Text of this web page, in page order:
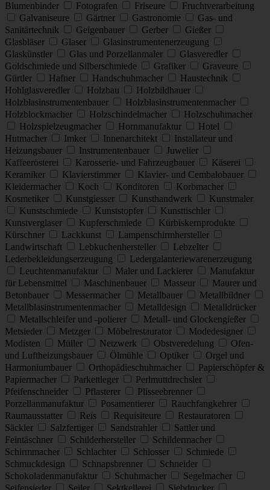
Blumenbinder
Fotografen Friseure
Fruchtverarbeitung
Galvaniseure
Gärtner Gastronomie
Gas- und
Sanitärtechnik
Geigenbauer Gerber
Gießer
Glasbläser
Glaser
Glasinstrumentenerzeugung
Glaskünstler
Glas und Porzellanmaler
Glasveredler
Goldschmiede und Silberschmiede
Grafiker
Graveure
Gürtler
Hafner Handschuhmacher
Haustechnik
Hohlglasveredler
Holzbau
Holzbildhauer
Holzblasinstrumentenbauer
Holzblasinstrumentenmacher
Holzblockmacher
Holzschindelmacher
Holzschuhmacher
Holzspielzeugmacher
Hornmanufaktur
Hotel
Hutmacher
Imker Innenarchitekt
Installateur und
Heizungsbauer
Instrumentenbauer
Juwelier
Kaffeerösterei
Karosserie- und Fahrzeugbauer
Käserei
Keramiker
Klavierstimmer
Klavier- und Cembalobauer
Kleidermacher
Koch Konditoren
Korbmacher
Kosmetiker
Kunstgiesser Kunsthandwerk
Kunstmaler
Kunstschmiede
Kunststopfer
Kunsttischler
Kunstverglaser
Kupferschmiede
Kürbiskernprodukte
Kürschner
Lackkunst
Lampenschirmhersteller
Landwirtschaft
Lebkuchenhersteller
Lebzelter
Lederbekleidungserzeugung
Ledergalanteriewarenerzeugung
Leuchtenmanufaktur
Maler und Lackierer
Manufaktur
für Lebensmittel
Maschinenbauer Masseur
Maurer und
Betonbauer
Messermacher Metallbauer
Metallbildner
Metallblasinstrumentenmacher
Metalldesign
Metalldrücker
Metallschleifer und -polierer
Metall- und Glockengießer
Metsieder
Metzger Möbelrestaurator
Modedesigner
Modisten
Müller Netzwerk Obstveredelung
Ofen-
und Luftheizungsbauer
Ölmühle Optiker
Orgel und
Harmoniumbauer
Orthopädieschuhmacher
Papierschöpfer &
Papiermacher
Parkettleger
Perlmuttdrechsler
Pfeifenschneider
Pflasterer
Plisseebrenner
Porzellanmanufaktur
Posamentierer
Rauchfangkehrer
Raumausstatter
Reis Requisiteure
Restauratoren
Säckler
Salzfertiger Sandstrahler
Sattler und
Feintäschner
Schilderhersteller
Schildermacher
Schirmmacher
Schlachter Schlosser
Schmiede
Schmuckdesign
Schnapsbrenner
Schneider
Schokoladenmanufaktur
Schuhmacher
Segelmacher
Seifensieder
Seiler Sektkellerei Siebdrucker